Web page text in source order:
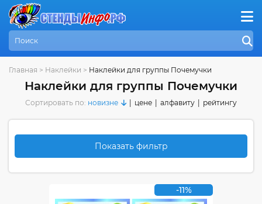
Главная > Наклейки > Наклейки для группы Почемучки
Наклейки для группы Почемучки
Сортировать по: новизне цене алфавиту рейтингу
Показать фильтр
-11%